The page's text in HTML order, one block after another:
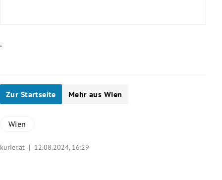
Emailberatung
.
Zur Startseite Mehr aus Wien
Wien
kurier.at | 12.08.2024, 16:29